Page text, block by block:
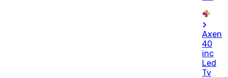
Axen
40
inc
Led
Tv